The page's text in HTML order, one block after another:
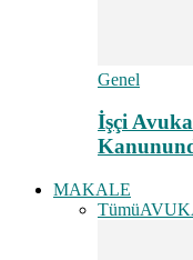
Genel
İşçi
MAKALE
Tümü